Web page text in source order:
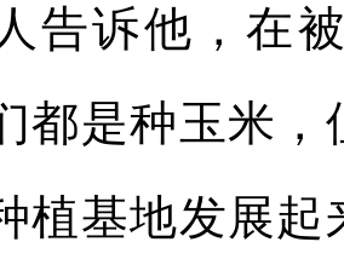
告诉他，在
都是种玉米
植基地发展